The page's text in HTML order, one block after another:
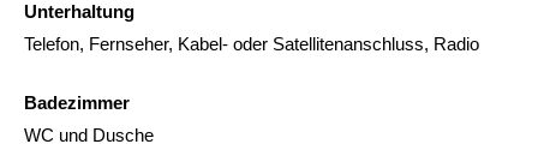
Unterhaltung
Telefon, Fernseher, Kabel- oder Satellitenanschluss, Radio
Badezimmer
WC und Dusche